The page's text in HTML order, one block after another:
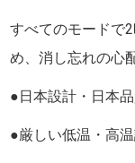
すべてのモードで
め、消し忘れの心
●日本設計・日本
●厳しい低温・高